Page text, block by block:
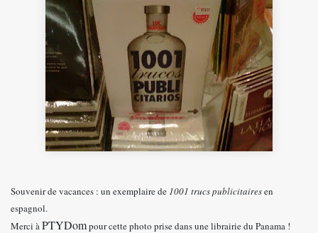
Souvenir de vacances : un exemplaire de 1001 trucs publicitairesen
espagnol.
Merci àPTYDompour cette photo prise dans une librairie du Panama !